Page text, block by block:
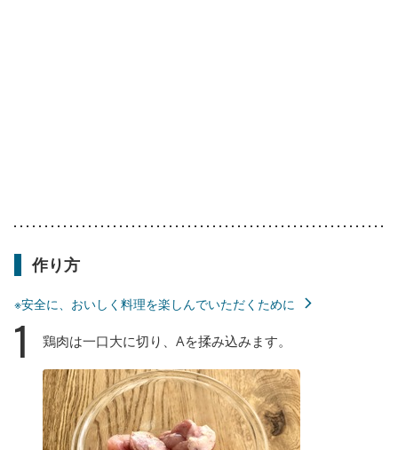
作り方
※安全に、おいしく料理を楽しんでいただくために
1 鶏肉は一口大に切り、Aを揉み込みます。